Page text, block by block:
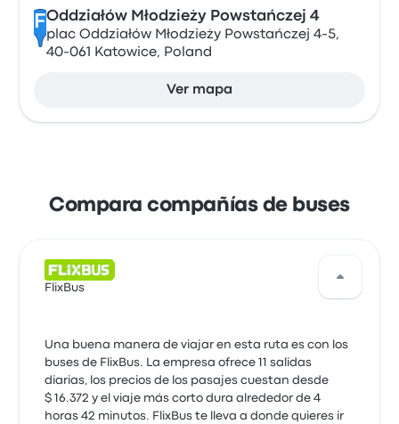
FOddziałów Młodzieży Powstańczej 4
plac Oddziałów Młodzieży Powstańczej 4-5,
40-061 Katowice, Poland
Ver mapa
Compara compañías de buses
FlixBus
Una buena manera de viajar en esta ruta es con los
buses de FlixBus. La empresa ofrece 11 salidas
diarias, los precios de los pasajes cuestan desde
$ 16.372 y el viaje más corto dura alrededor de 4
horas 42 minutos. FlixBus te lleva a donde quieres ir